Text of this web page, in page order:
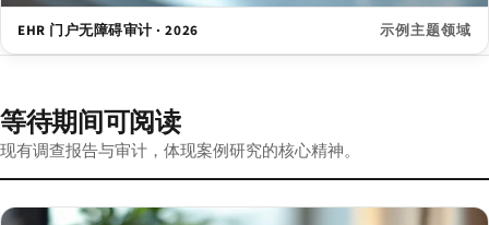
EHR 门户无障碍审计 · 2026 示例主题领域
等待期间可阅读
现有调查报告与审计，体现案例研究的核心精神。